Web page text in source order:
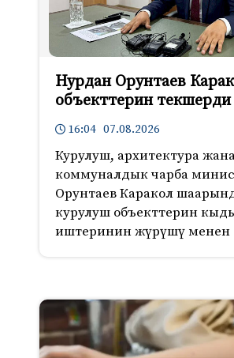
Нурдан Орунтаев
объекттерин текшерди
16:04 07.08.2026
Курулуш, архитектура
коммуналдык чарба
Орунтаев Каракол
курулуш объекттерин
иштеринин жүрүшү менен